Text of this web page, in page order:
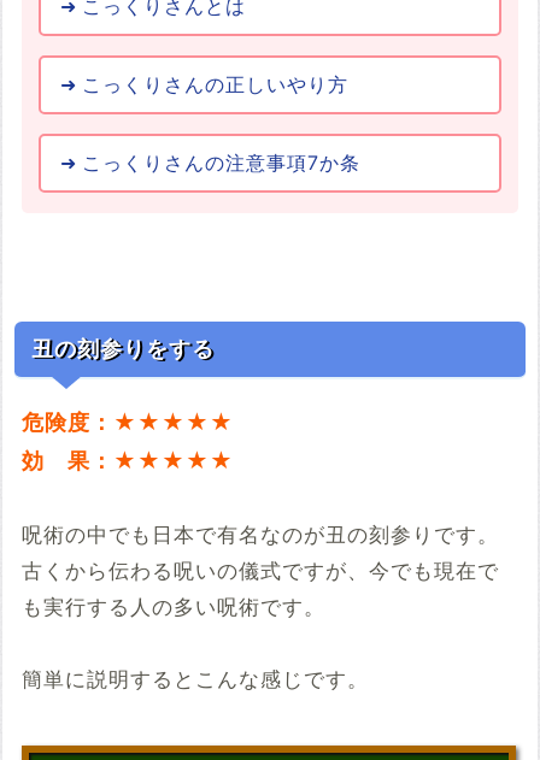
こっくりさんとは
こっくりさんの正しいやり方
こっくりさんの注意事項7か条
丑の刻参りをする
危険度：★★★★★
効 果：★★★★★
呪術の中でも日本で有名なのが丑の刻参りです。
古くから伝わる呪いの儀式ですが、今でも現在で
も実行する人の多い呪術です。
簡単に説明するとこんな感じです。